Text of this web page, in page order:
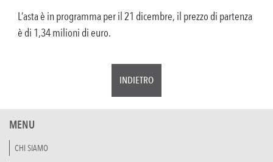
L’asta è in programma per il 21 dicembre, il prezzo di partenza
è di 1,34 milioni di euro.
INDIETRO
MENU
CHI SIAMO